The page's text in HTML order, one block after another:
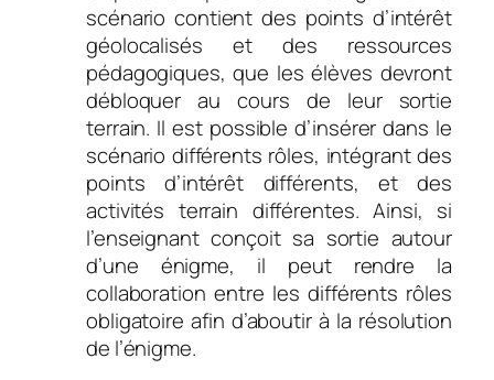
scénario contient des points d’intérêt
géolocalisés et des ressources
pédagogiques, que les élèves devront
débloquer au cours de leur sortie
terrain. Il est possible d’insérer dans le
scénario différents rôles, intégrant des
points d’intérêt différents, et des
activités terrain différentes. Ainsi, si
l’enseignant conçoit sa sortie autour
d’une énigme, il peut rendre la
collaboration entre les différents rôles
obligatoire afin d’aboutir à la résolution
de l’énigme.